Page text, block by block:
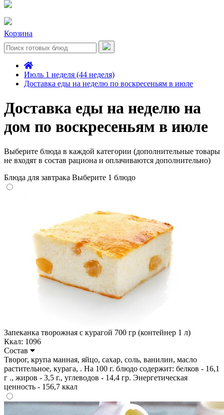
Корзина
Июль 1 неделя (44 неделя)
Доставка еды на неделю по воскресеньям в июле
Доставка еды на неделю на
дом по воскресеньям в июле
Выберите блюда в каждой категории (дополнительные товары
не входят в состав рациона и оплачиваются дополнительно)
Блюда для завтрака Выберите 1 блюдо
Запеканка творожная с курагой 700 гр (контейнер 1 л)
Ккал: 1096
Состав
Творог, крупа манная, яйцо, сахар, соль, ванилин, масло
растительное, курага, . На 100 г. блюдо содержит: белков - 16,1
г ., жиров - 3,5 г., углеводов - 14,4 гр. Энергетическая
ценность - 156,7 ккал